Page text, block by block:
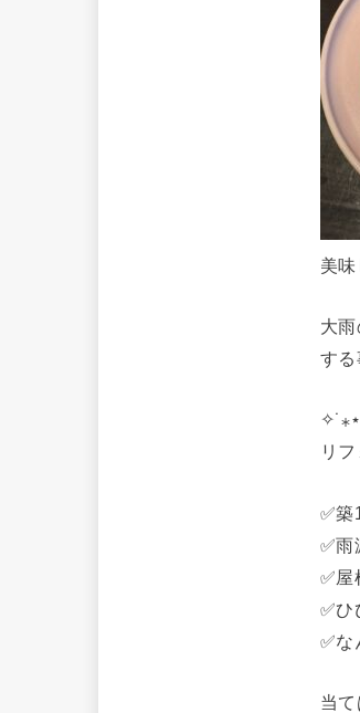
美
大
する
✧˙⁎⋆
リ
✅築
✅雨
✅屋
✅ひ
✅
当